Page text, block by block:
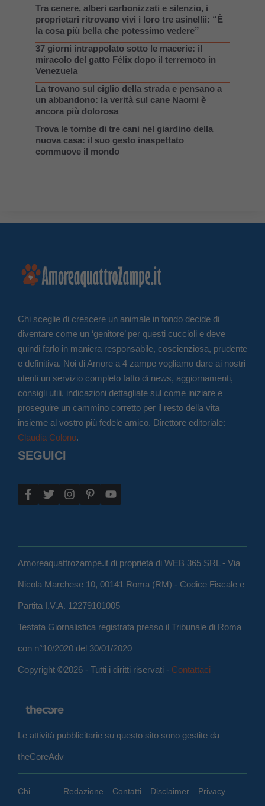
Tra cenere, alberi carbonizzati e silenzio, i
proprietari ritrovano vivi i loro tre asinellii: “È
la cosa più bella che potessimo vedere”
37 giorni intrappolato sotto le macerie: il
miracolo del gatto Félix dopo il terremoto in
Venezuela
La trovano sul ciglio della strada e pensano a
un abbandono: la verità sul cane Naomi è
ancora più dolorosa
Trova le tombe di tre cani nel giardino della
nuova casa: il suo gesto inaspettato
commuove il mondo
Chi sceglie di crescere un animale in fondo decide di
diventare come un ‘genitore’ per questi cuccioli e deve
quindi farlo in maniera responsabile, coscienziosa, prudente
e definitiva. Noi di Amore a 4 zampe vogliamo dare ai nostri
utenti un servizio completo fatto di news, aggiornamenti,
consigli utili, indicazioni dettagliate sul come iniziare e
proseguire un cammino corretto per il resto della vita
insieme al vostro più fedele amico. Direttore editoriale:
Claudia Colono.
SEGUICI
Amoreaquattrozampe.it di proprietà di WEB 365 SRL - Via
Nicola Marchese 10, 00141 Roma (RM) - Codice Fiscale e
Partita I.V.A. 12279101005
Testata Giornalistica registrata presso il Tribunale di Roma
con n°10/2020 del 30/01/2020
Copyright ©2026 - Tutti i diritti riservati - Contattaci
Le attività pubblicitarie su questo sito sono gestite da
theCoreAdv
Chi Redazione Contatti Disclaimer Privacy